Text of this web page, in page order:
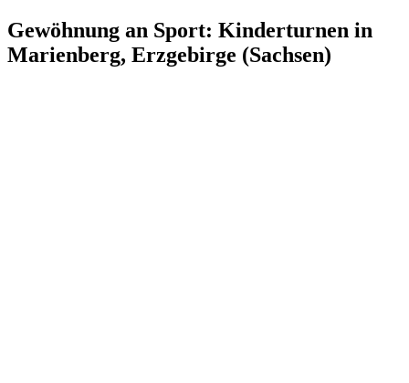
Gewöhnung an Sport: Kinderturnen in
Marienberg, Erzgebirge (Sachsen)